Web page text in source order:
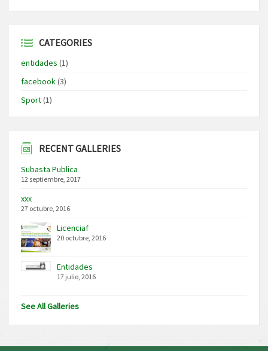
CATEGORIES
entidades (1)
facebook(3)
Sport(1)
RECENT GALLERIES
Subasta Publica
12 septiembre, 2017
xxx
27 octubre, 2016
Licenciaf
20 octubre, 2016
Entidades
17 julio, 2016
See All Galleries